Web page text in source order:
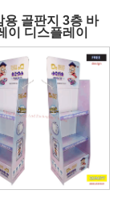
용 골판지 3층 바
이 디스플레이